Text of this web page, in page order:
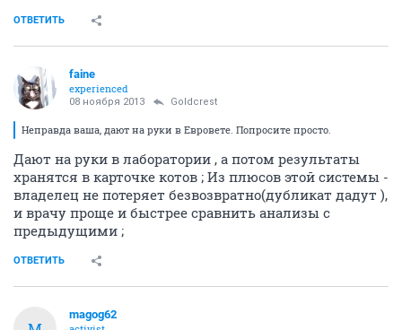
ОТВЕТИТЬ
faine
experienced
08 ноября 2013 Goldcrest
Неправда ваша, дают на руки в Евровете. Попросите просто.
Дают на руки в лаборатории , а потом результаты
хранятся в карточке котов ; Из плюсов этой системы -
владелец не потеряет безвозвратно(дубликат дадут ),
и врачу проще и быстрее сравнить анализы с
предыдущими ;
ОТВЕТИТЬ
magog62